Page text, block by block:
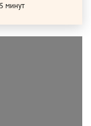
минут